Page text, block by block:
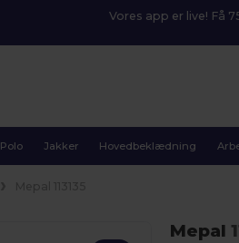
Vores app er live! Få
Polo Jakker Hovedbeklædning
Mepal